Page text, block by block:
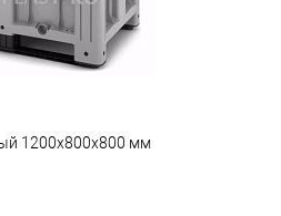
1200х800х800 мм